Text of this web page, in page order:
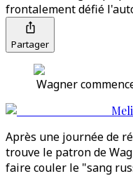
frontalement défié
Partager
Wagner
Après une journée de
trouve le patron de
faire couler le "sang